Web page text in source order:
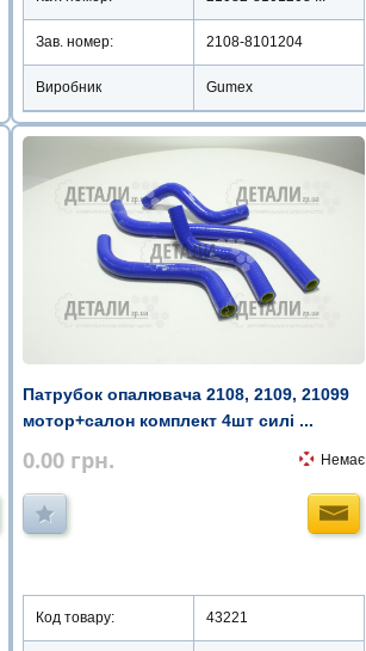
Зав. номер: 2108-8101204
Виробник Gumex
Патрубок опалювача 2108, 2109, 21099
мотор+салон комплект 4шт силі ...
0.00 грн. Немає
Код товару: 43221